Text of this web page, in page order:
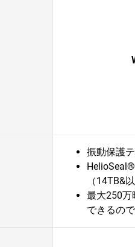
振動保護
（14TB&以
最大250万
できるの